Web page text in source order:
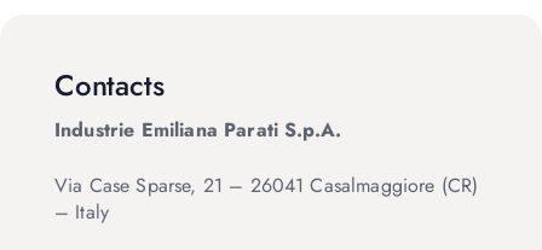
Contacts
Industrie Emiliana Parati S.p.A.
Via Case Sparse, 21 – 26041 Casalmaggiore (CR)
– Italy